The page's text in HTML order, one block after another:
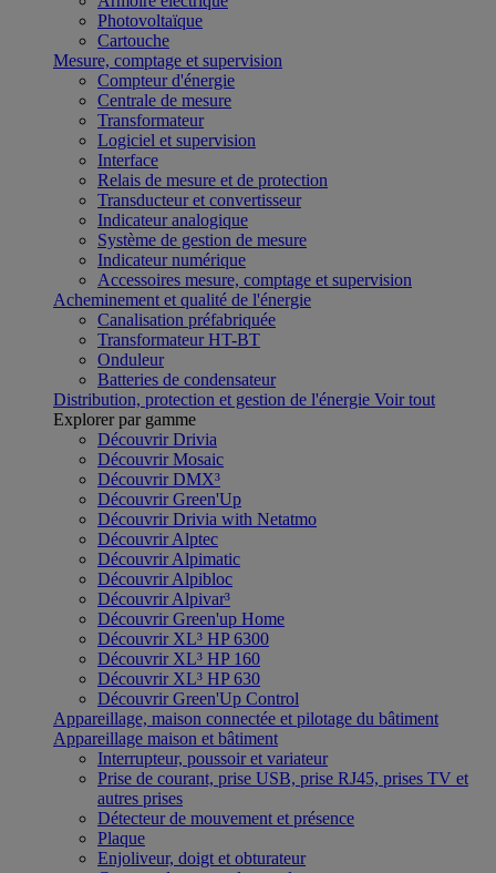
Photovoltaïque
Cartouche
Mesure, comptage et supervision
Compteur d'énergie
Centrale de mesure
Transformateur
Logiciel et supervision
Interface
Relais de mesure et de protection
Transducteur et convertisseur
Indicateur analogique
Système de gestion de mesure
Indicateur numérique
Accessoires mesure, comptage et supervision
Acheminement et qualité de l'énergie
Canalisation préfabriquée
Transformateur HT-BT
Onduleur
Batteries de condensateur
Distribution, protection et gestion de l'énergie Voir tout
Explorer par gamme
Découvrir Drivia
Découvrir Mosaic
Découvrir DMX³
Découvrir Green'Up
Découvrir Drivia with Netatmo
Découvrir Alptec
Découvrir Alpimatic
Découvrir Alpibloc
Découvrir Alpivar³
Découvrir Green'up Home
Découvrir XL³ HP 6300
Découvrir XL³ HP 160
Découvrir XL³ HP 630
Découvrir Green'Up Control
Appareillage, maison connectée et pilotage du bâtiment
Appareillage maison et bâtiment
Interrupteur, poussoir et variateur
Prise de courant, prise USB, prise RJ45, prises TV et
autres prises
Détecteur de mouvement et présence
Plaque
Enjoliveur, doigt et obturateur